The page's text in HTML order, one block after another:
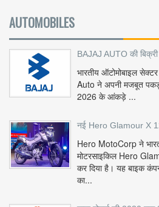
AUTOMOBILES
BAJAJ AUTO की
भारतीय ऑटोमोबाइल
Auto ने अपनी मजबूत
2026 के आंकड़े ...
नई Hero Glamour X
Hero MotoCorp ने
मोटरसाइकिल Hero
कर दिया है। यह बाइक
का...